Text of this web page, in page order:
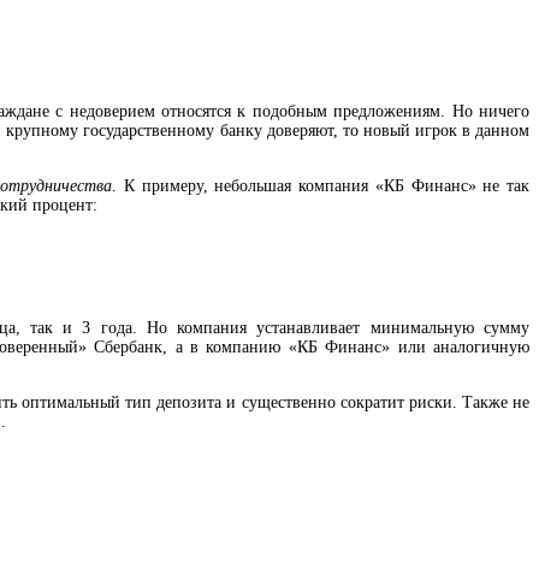
с недоверием относятся к подобным предложениям. Но ничего
государственному банку доверяют, то новый игрок в данном
. К примеру, небольшая компания «КБ Финанс» не так
процент:
так и 3 года. Но компания устанавливает минимальную сумму
Сбербанк, а в компанию «КБ Финанс» или аналогичную
оптимальный тип депозита и существенно сократит риски. Также не